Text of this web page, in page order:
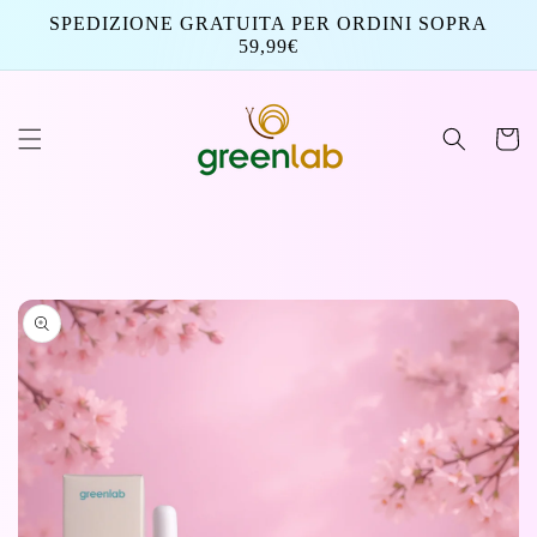
direttamente
SPEDIZIONE GRATUITA PER ORDINI SOPRA
59,99€
Carrello